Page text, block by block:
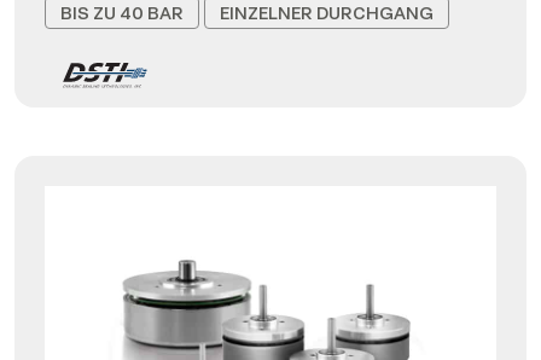
BIS ZU 40 BAR
EINZELNER DURCHGANG